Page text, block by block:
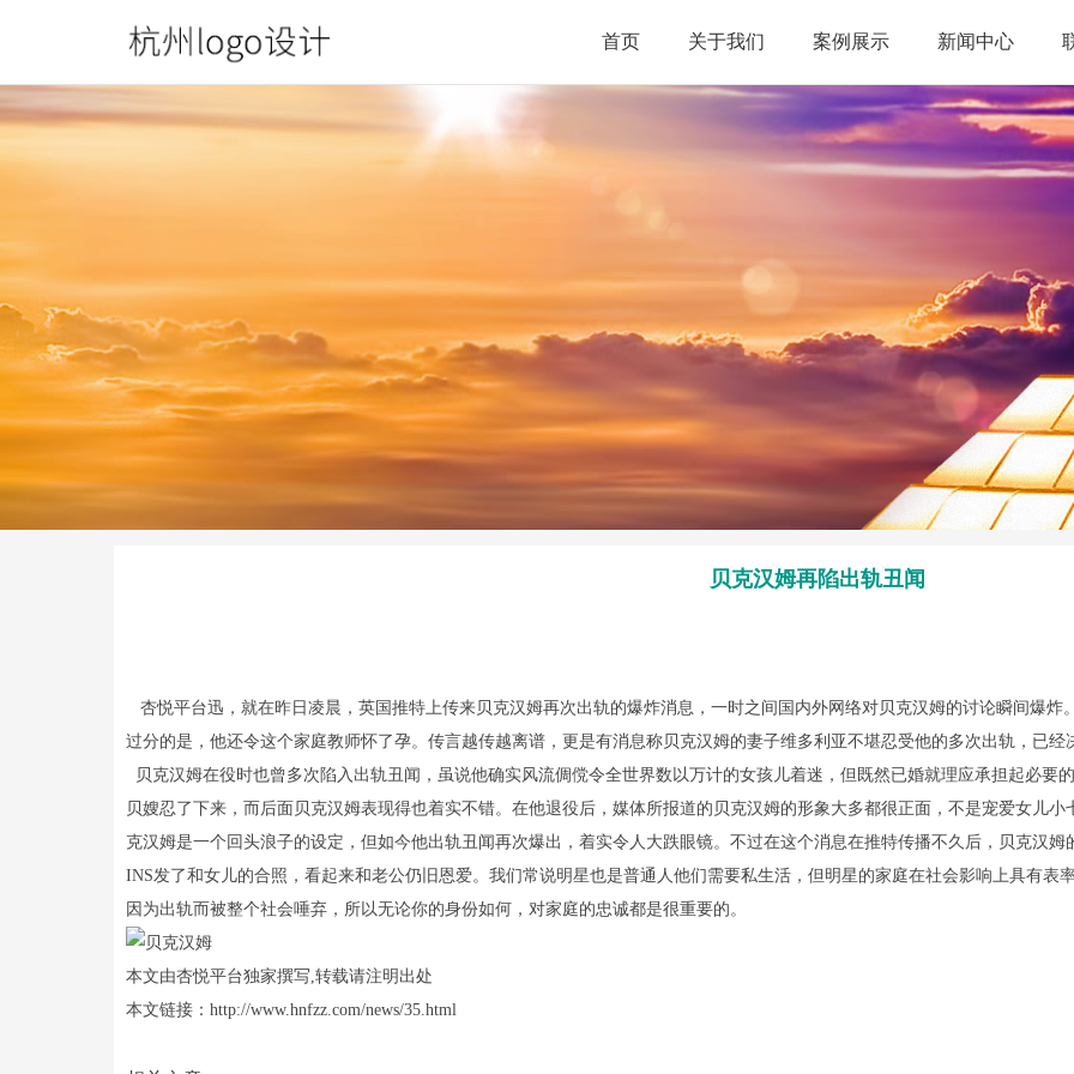
首页 关于我们 案例展示 新闻中心
贝克汉姆再陷出轨丑闻
杏悦平台迅，就在昨日凌晨，英国推特上传来贝克汉姆再次出轨的爆炸消息，一时之间国内外网络对贝克汉姆的讨论瞬间爆
过分的是，他还令这个家庭教师怀了孕。传言越传越离谱，更是有消息称贝克汉姆的妻子维多利亚不堪忍受他的多次出轨，已经
贝克汉姆在役时也曾多次陷入出轨丑闻，虽说他确实风流倜傥令全世界数以万计的女孩儿着迷，但既然已婚就理应承担起必要
贝嫂忍了下来，而后面贝克汉姆表现得也着实不错。在他退役后，媒体所报道的贝克汉姆的形象大多都很正面，不是宠爱女儿
克汉姆是一个回头浪子的设定，但如今他出轨丑闻再次爆出，着实令人大跌眼镜。不过在这个消息在推特传播不久后，贝克汉
INS发了和女儿的合照，看起来和老公仍旧恩爱。我们常说明星也是普通人他们需要私生活，但明星的家庭在社会影响上具有表
因为出轨而被整个社会唾弃，所以无论你的身份如何，对家庭的忠诚都是很重要的。
本文由杏悦平台独家撰写,转载请注明出处
本文链接：http://www.hnfzz.com/news/35.html